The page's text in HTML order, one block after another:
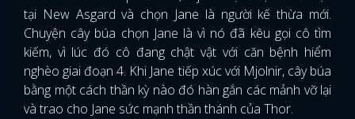
tại New Asgard và chọn Jane là người kế thừa mới.
Chuyện cây búa chọn Jane là vì nó đã kêu gọi cô tìm
kiếm, vì lúc đó cô đang chật vật với căn bệnh hiểm
nghèo giai đoạn 4. Khi Jane tiếp xúc với Mjolnir, cây búa
bằng một cách thần kỳ nào đó hàn gắn các mảnh vỡ lại
và trao cho Jane sức mạnh thần thánh của Thor.